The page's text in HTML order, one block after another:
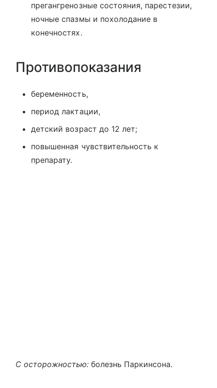
прегангренозные состояния, парестезии,
ночные спазмы и похолодание в
конечностях.
Противопоказания
беременность,
период лактации,
детский возраст до 12 лет;
повышенная чувствительность к
препарату.
С осторожностью: болезнь Паркинсона.